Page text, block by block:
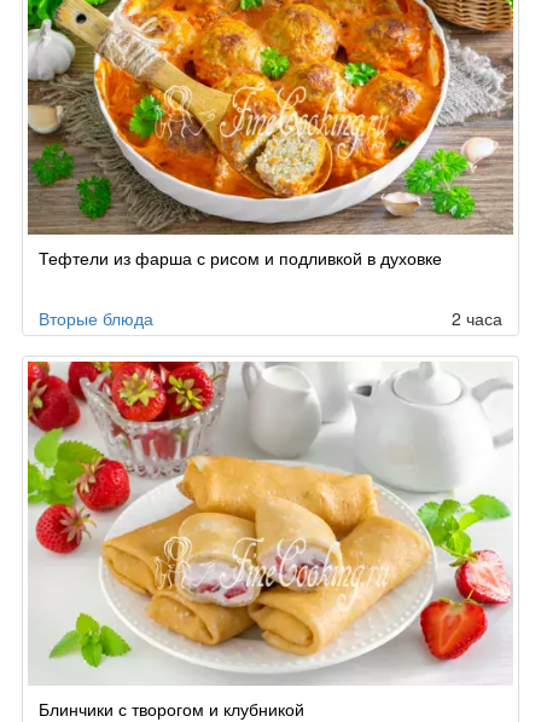
Тефтели из фарша с рисом и подливкой в духовке
Вторые блюда 2 часа
Блинчики с творогом и клубникой